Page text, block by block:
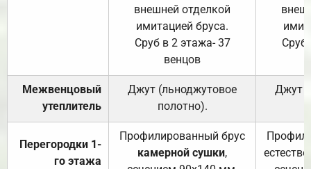
внешней отделкой
имитацией бруса.
Сруб в 2 этажа- 37
венцов
Сруб
Межвенцовый
утеплитель
Джут (льноджутовое
полотно).
Джут
Перегородки 1-
го этажа
Профилированный брус
камерной сушки,